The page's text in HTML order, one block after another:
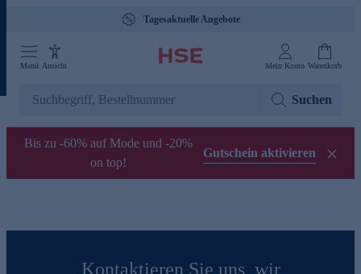
Tagesaktuelle Angebote
Menü Ansicht Mein Konto Warenkorb
Suchen
Bis zu -60% auf Mode und -20%
on top!
Gutschein aktivieren
Kontaktieren Sie uns, wir